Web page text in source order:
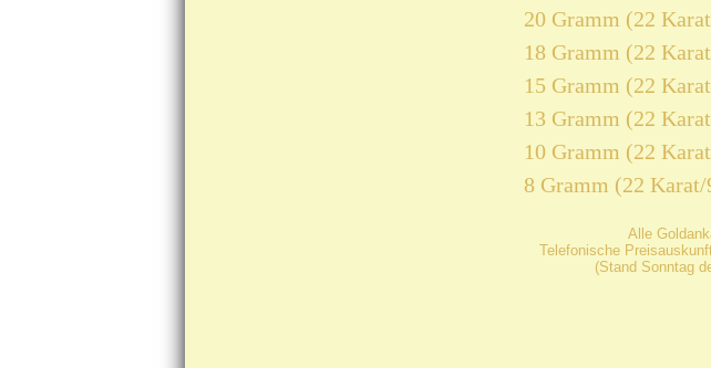
20 Gramm (22
18 Gramm (22
15 Gramm (22
13 Gramm (22
10 Gramm (22
8 Gramm (22 Karat/
Alle
Telefonische
(Stand Sonntag